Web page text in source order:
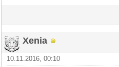
Xenia
10.11.2016, 00:10